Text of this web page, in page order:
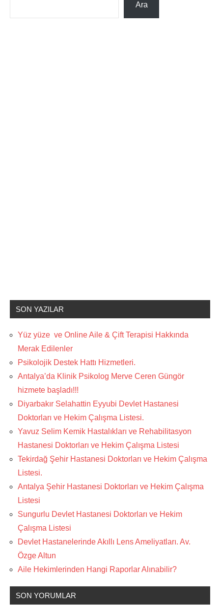
Ara
SON YAZILAR
Yüz yüze ve Online Aile & Çift Terapisi Hakkında
Merak Edilenler
Psikolojik Destek Hattı Hizmetleri.
Antalya’da Klinik Psikolog Merve Ceren Güngör
hizmete başladı!!!
Diyarbakır Selahattin Eyyubi Devlet Hastanesi
Doktorları ve Hekim Çalışma Listesi.
Yavuz Selim Kemik Hastalıkları ve Rehabilitasyon
Hastanesi Doktorları ve Hekim Çalışma Listesi
Tekirdağ Şehir Hastanesi Doktorları ve Hekim Çalışma
Listesi.
Antalya Şehir Hastanesi Doktorları ve Hekim Çalışma
Listesi
Sungurlu Devlet Hastanesi Doktorları ve Hekim
Çalışma Listesi
Devlet Hastanelerinde Akıllı Lens Ameliyatları. Av.
Özge Altun
Aile Hekimlerinden Hangi Raporlar Alınabilir?
SON YORUMLAR